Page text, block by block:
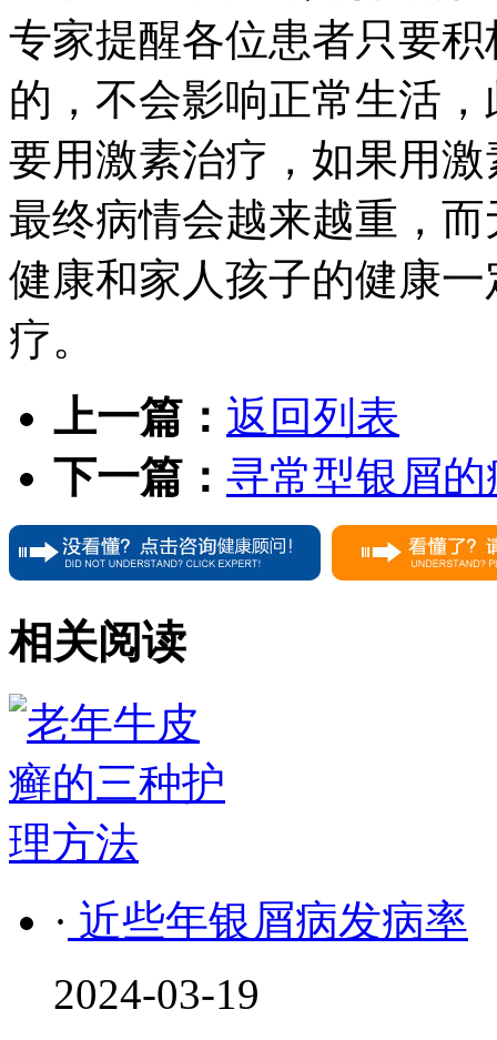
专家提醒各位患者只要
的，不会影响正常生活
要用激素治疗，如果用
最终病情会越来越重，
健康和家人孩子的健康
疗。
上一篇： 返回列表
下一篇： 寻常型银屑
相关阅读
· 近些年银屑病发病率
2024-03-19